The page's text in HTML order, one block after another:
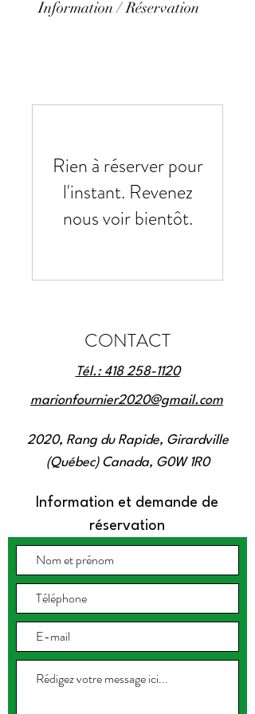
Information / Réservation
Rien à réserver pour
l'instant. Revenez
nous voir bientôt.
CONTACT
Tél.: 418 258-1120
marionfournier2020@gmail.com
2020, Rang du Rapide, Girardville
(Québec) Canada, G0W 1R0
Information et demande de
réservation